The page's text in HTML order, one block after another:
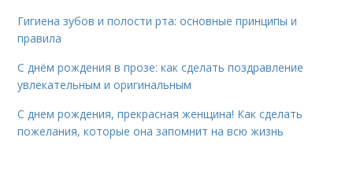
Гигиена зубов и полости рта: основные принципы и
правила
С днём рождения в прозе: как сделать поздравление
увлекательным и оригинальным
С днем рождения, прекрасная женщина! Как сделать
пожелания, которые она запомнит на всю жизнь